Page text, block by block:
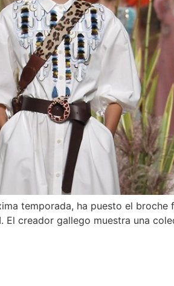
temporada, ha puesto el
El creador gallego muestra una